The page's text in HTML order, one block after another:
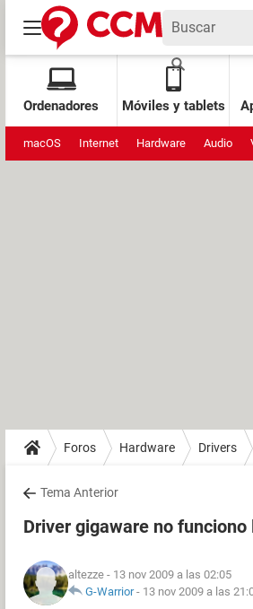
Ordenadores Móviles y tablets
macOS Internet Hardware Audio
Foros Hardware Drivers
Tema Anterior
Driver gigaware no funciono
altezze - 13 nov 2009 a las 02:05
G-Warrior- 13 nov 2009 a las